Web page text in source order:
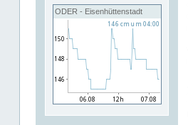
ODER - Eisenhüttenstadt